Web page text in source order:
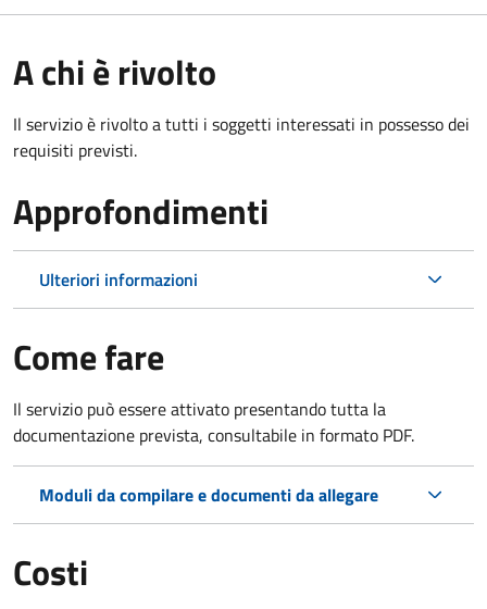
A chi è rivolto
Il servizio è rivolto a tutti i soggetti interessati in possesso dei
requisiti previsti.
Approfondimenti
Ulteriori informazioni
Come fare
Il servizio può essere attivato presentando tutta la
documentazione prevista, consultabile in formato PDF.
Moduli da compilare e documenti da allegare
Costi